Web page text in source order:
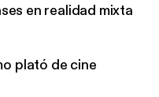
en realidad mixta
plató de cine